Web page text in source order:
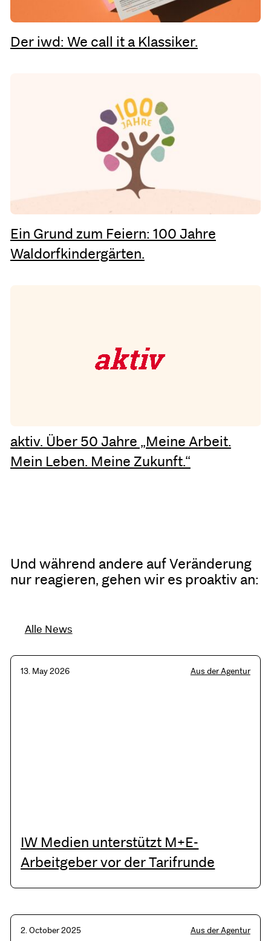
Der iwd: We call it a Klassiker.
Ein Grund zum Feiern: 100 Jahre
Waldorfkindergärten.
aktiv. Über 50 Jahre „Meine Arbeit.
Mein Leben. Meine Zukunft.“
Und während andere auf Veränderung
nur reagieren, gehen wir es proaktiv an:
Alle News
13. May 2026 Aus der Agentur
IW Medien unterstützt M+E-
Arbeitgeber vor der Tarifrunde
2. October 2025 Aus der Agentur